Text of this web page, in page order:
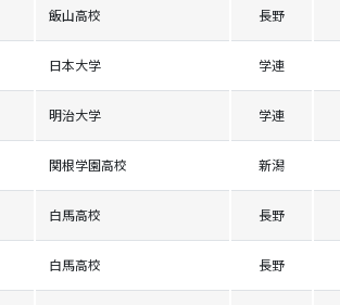
飯山高校 長野
日本大学 学連
明治大学 学連
関根学園高校 新潟
白馬高校 長野
白馬高校 長野